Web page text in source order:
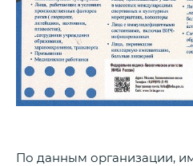
По данным организации,